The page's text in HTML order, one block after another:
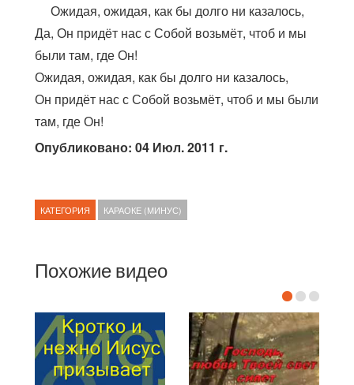
Ожидая, ожидая, как бы долго ни казалось,
Да, Он придёт нас с Собой возьмёт, чтоб и мы
были там, где Он!
Ожидая, ожидая, как бы долго ни казалось,
Он придёт нас с Собой возьмёт, чтоб и мы были
там, где Он!
Опубликовано: 04 Июл. 2011 г.
КАТЕГОРИЯ КАРАОКЕ (МИНУС)
Похожие видео